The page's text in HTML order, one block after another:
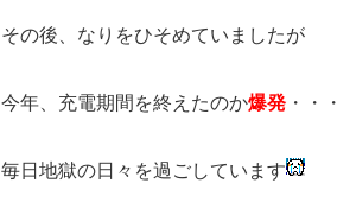
その後、なりをひそめていましたが
今年、充電期間を終えたのか爆発 ・・・
毎日地獄の日々を過ごしています